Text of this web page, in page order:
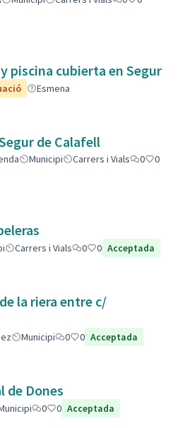
piscina cubierta en Segur
Esmena
de Calafell
Municipi Carrers i Vials 0
0
Carrers i Vials 0 0 Acceptada
la riera entre c/
Municipi 0 0 Acceptada
de Dones
0 0 Acceptada